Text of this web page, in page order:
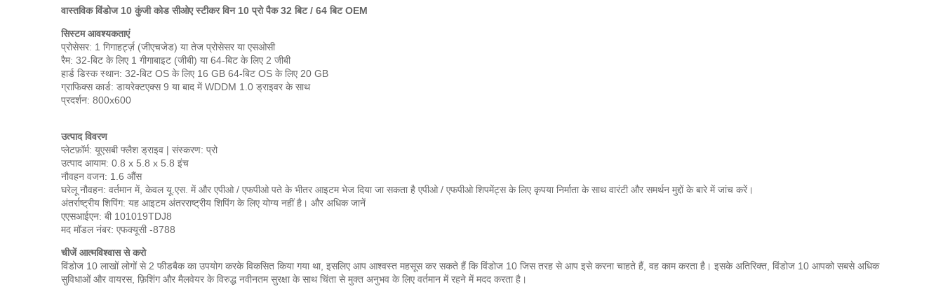
वास्तविक विंडोज 10 कुंजी कोड सीओए स्टीकर विन 10 प्रो पैक 32 बिट / 64 बिट OEM
सिस्टम आवश्यकताएं
प्रोसेसर: 1 गिगाहर्ट्ज़ (जीएचजेड) या तेज प्रोसेसर या एसओसी
रैम: 32-बिट के लिए 1 गीगाबाइट (जीबी) या 64-बिट के लिए 2 जीबी
हार्ड डिस्क स्थान: 32-बिट OS के लिए 16 GB 64-बिट OS के लिए 20 GB
ग्राफिक्स कार्ड: डायरेक्टएक्स 9 या बाद में WDDM 1.0 ड्राइवर के साथ
प्रदर्शन: 800x600
उत्पाद विवरण
प्लेटफ़ॉर्म: यूएसबी फ्लैश ड्राइव | संस्करण: प्रो
उत्पाद आयाम: 0.8 x 5.8 x 5.8 इंच
नौवहन वजन: 1.6 औंस
घरेलू नौवहन: वर्तमान में, केवल यू.एस. में और एपीओ / एफपीओ पते के भीतर आइटम भेज दिया जा सकता है एपीओ / एफपीओ शिपमेंट्स के लिए कृपया निर्माता के साथ वारंटी और समर्थन मुद्दों के बारे में जांच करें।
अंतर्राष्ट्रीय शिपिंग: यह आइटम अंतरराष्ट्रीय शिपिंग के लिए योग्य नहीं है। और अधिक जानें
एएसआईएन: बी 101019TDJ8
मद मॉडल नंबर: एफक्यूसी -8788
चीजें आत्मविश्वास से करो
विंडोज 10 लाखों लोगों से 2 फीडबैक का उपयोग करके विकसित किया गया था, इसलिए आप आश्वस्त महसूस कर सकते हैं कि विंडोज 10 जिस तरह से आप इसे करना चाहते हैं, वह काम करता है। इसके अतिरिक्त, विंडोज 10 आपको सबसे अधिक
सुविधाओं और वायरस, फ़िशिंग और मैलवेयर के विरुद्ध नवीनतम सुरक्षा के साथ चिंता से मुक्त अनुभव के लिए वर्तमान में रहने में मदद करता है।